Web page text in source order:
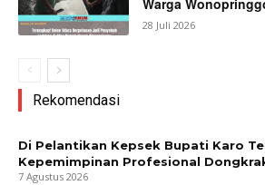
28 Juli 2026
Rekomendasi
Di Pelantikan Kepsek Bupati Karo
Kepemimpinan Profesional
7 Agustus 2026